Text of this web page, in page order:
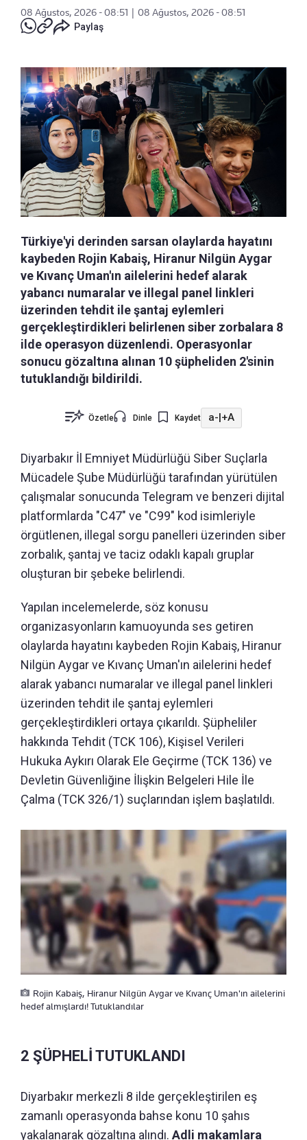
08 Ağustos, 2026 - 08:51
08 Ağustos, 2026 - 08:51
Paylaş
Türkiye'yi derinden sarsan olaylarda hayatını
kaybeden Rojin Kabaiş, Hiranur Nilgün Aygar
ve Kıvanç Uman'ın ailelerini hedef alarak
yabancı numaralar ve illegal panel linkleri
üzerinden tehdit ile şantaj eylemleri
gerçekleştirdikleri belirlenen siber zorbalara 8
ilde operasyon düzenlendi. Operasyonlar
sonucu gözaltına alınan 10 şüpheliden 2'sinin
tutuklandığı bildirildi.
Özetle Dinle Kaydet a- +A
Diyarbakır İl Emniyet Müdürlüğü Siber Suçlarla
Mücadele Şube Müdürlüğü tarafından yürütülen
çalışmalar sonucunda Telegram ve benzeri dijital
platformlarda "C47" ve "C99" kod isimleriyle
örgütlenen, illegal sorgu panelleri üzerinden siber
zorbalık, şantaj ve taciz odaklı kapalı gruplar
oluşturan bir şebeke belirlendi.
Yapılan incelemelerde, söz konusu
organizasyonların kamuoyunda ses getiren
olaylarda hayatını kaybeden Rojin Kabaiş, Hiranur
Nilgün Aygar ve Kıvanç Uman'ın ailelerini hedef
alarak yabancı numaralar ve illegal panel linkleri
üzerinden tehdit ile şantaj eylemleri
gerçekleştirdikleri ortaya çıkarıldı. Şüpheliler
hakkında Tehdit (TCK 106), Kişisel Verileri
Hukuka Aykırı Olarak Ele Geçirme (TCK 136) ve
Devletin Güvenliğine İlişkin Belgeleri Hile İle
Çalma (TCK 326/1) suçlarından işlem başlatıldı.
Rojin Kabaiş, Hiranur Nilgün Aygar ve Kıvanç Uman'ın ailelerini
hedef almışlardı! Tutuklandılar
2 ŞÜPHELİ TUTUKLANDI
Diyarbakır merkezli 8 ilde gerçekleştirilen eş
zamanlı operasyonda bahse konu 10 şahıs
yakalanarak gözaltına alındı. Adli makamlara